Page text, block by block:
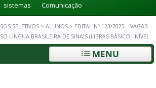
sistemas
Comunicação
SELETIVOS > ALUNOS > EDITAL Nº 123/2025 – VAGAS
LÍNGUA BRASILEIRA DE SINAIS (LIBRAS BÁSICO - NÍVEL
MENU